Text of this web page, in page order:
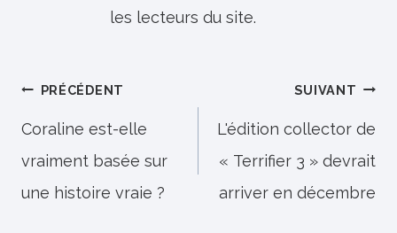
les lecteurs du site.
Navigation
de
l’article
PRÉCÉDENT
Coraline est-elle
vraiment basée sur
une histoire vraie ?
SUIVANT
L'édition collector de
« Terrifier 3 » devrait
arriver en décembre